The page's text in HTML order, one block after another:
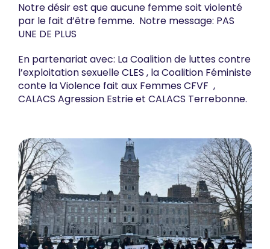
Notre désir est que aucune femme soit violenté
par le fait d’être femme. Notre message: PAS
UNE DE PLUS
En partenariat avec: La Coalition de luttes contre
l’exploitation sexuelle CLES , la Coalition Féministe
conte la Violence fait aux Femmes CFVF ,
CALACS Agression Estrie et CALACS Terrebonne.